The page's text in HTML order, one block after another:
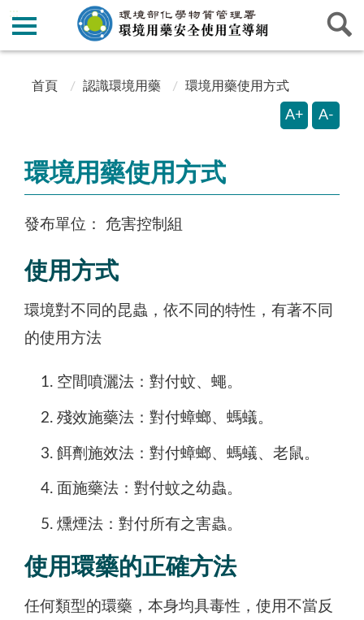
:::
:::
首頁 認識環境用藥 環境用藥使用方式
A+ A-
環境用藥使用方式
發布單位： 危害控制組
使用方式
環境對不同的昆蟲，依不同的特性，有著不同
的使用方法
空間噴灑法：對付蚊、蠅。
殘效施藥法：對付蟑螂、螞蟻。
餌劑施效法：對付蟑螂、螞蟻、老鼠。
面施藥法：對付蚊之幼蟲。
燻煙法：對付所有之害蟲。
使用環藥的正確方法
任何類型的環藥，本身均具毒性，使用不當反